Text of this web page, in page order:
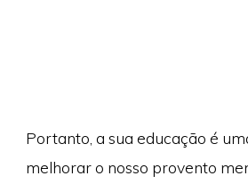
Portanto, a sua educação é
melhorar o nosso provento